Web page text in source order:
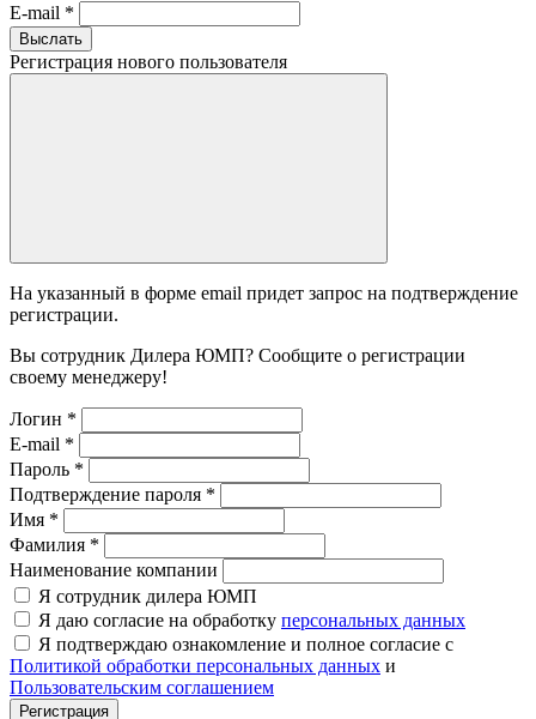
E-mail *
Выслать
Регистрация нового пользователя
На указанный в форме email придет запрос на подтверждение
регистрации.
Вы сотрудник Дилера ЮМП? Сообщите о регистрации
своему менеджеру!
Логин *
E-mail *
Пароль *
Подтверждение пароля *
Имя *
Фамилия *
Наименование компании
Я сотрудник дилера ЮМП
Я даю согласие на обработку персональных данных
Я подтверждаю ознакомление и полное согласие с
Политикой обработки персональных данных и
Пользовательским соглашением
Регистрация